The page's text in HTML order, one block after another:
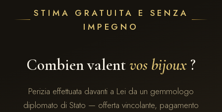
STIMA GRATUITA E SENZA
IMPEGNO
Combien valentvos bijoux ?
Perizia effettuata davanti a Lei da un gemmologo
diplomato di Stato — offerta vincolante, pagamento